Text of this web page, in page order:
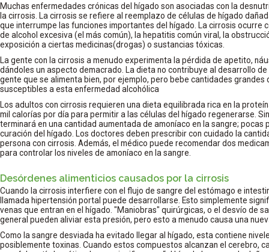
Muchas enfermedades crónicas del hígado son asociadas con la
la cirrosis. La cirrosis se refiere al reemplazo de células de hígado
que interrumpe las funciones importantes del hígado. La cirrosis ocurre
de alcohol excesiva (el más común), la hepatitis común viral, la
exposición a ciertas medicinas(drogas) o sustancias tóxicas.
La gente con la cirrosis a menudo experimenta la pérdida de apetito,
dándoles un aspecto demacrado. La dieta no contribuye al desarrollo
gente que se alimenta bien, por ejemplo, pero bebe cantidades grandes
susceptibles a esta enfermedad alcohólica
Los adultos con cirrosis requieren una dieta equilibrada rica en la
mil calorías por día para permitir a las células del hígado regenerarse.
terminará en una cantidad aumentada de amoníaco en la sangre; pocas
curación del hígado. Los doctores deben prescribir con cuidado la
persona con cirrosis. Además, el médico puede recomendar dos
para controlar los niveles de amoníaco en la sangre.
Desórdenes alimenticios causados por la cirrosis
Cuando la cirrosis interfiere con el flujo de sangre del estómago e
llamada hipertensión portal puede desarrollarse. Esto simplemente
venas que entran en el hígado. "Maniobras" quirúrgicas, o el desvío de
general pueden aliviar esta presión, pero esto a menudo causa una
Como la sangre desviada ha evitado llegar al hígado, esta contiene
posiblemente toxinas. Cuando estos compuestos alcanzan el cerebro,